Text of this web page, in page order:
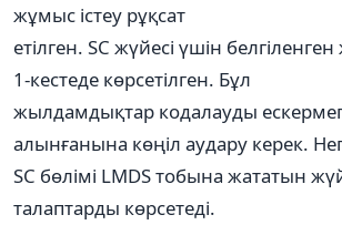
жұмыс істеу рұқсат
етілген. SC жүйесі үшін
1-кестеде көрсетілген. Бұл
жылдамдықтар кодалауды
алынғанына көңіл аудару керек.
SC бөлімі LMDS тобына жататын
талаптарды көрсетеді.